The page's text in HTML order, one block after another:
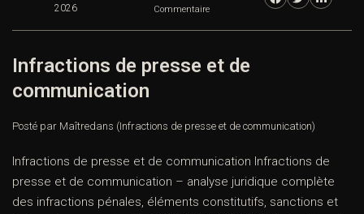
2026 Commentaire
Infractions de presse et de
communication
Posté par Maîtredans (Infractions de presse et de communication)
Infractions de presse et de communication Infractions de
presse et de communication – analyse juridique complète
des infractions pénales, éléments constitutifs, sanctions et